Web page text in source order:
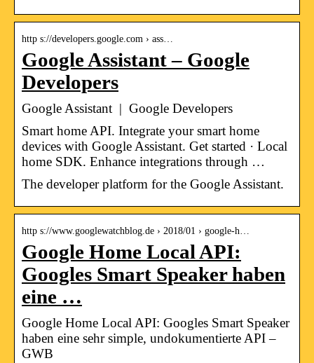
http s://developers.google.com › ass…
Google Assistant – Google
Developers
Google Assistant | Google Developers
Smart home API. Integrate your smart home
devices with Google Assistant. Get started · Local
home SDK. Enhance integrations through …
The developer platform for the Google Assistant.
http s://www.googlewatchblog.de › 2018/01 › google-h…
Google Home Local API:
Googles Smart Speaker haben
eine …
Google Home Local API: Googles Smart Speaker
haben eine sehr simple, undokumentierte API –
GWB